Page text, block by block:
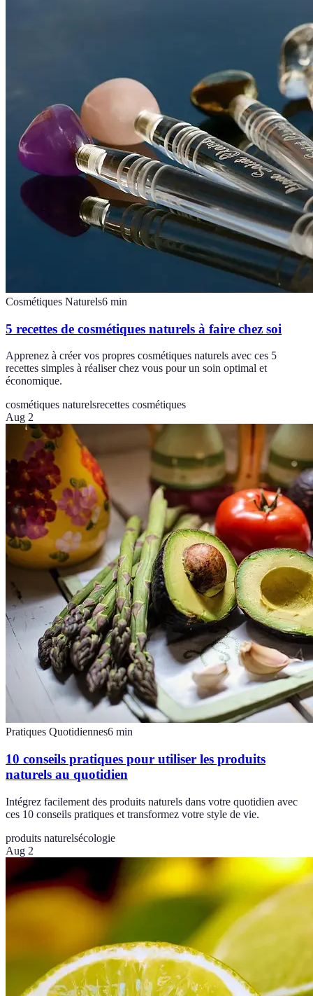
Cosmétiques Naturels6 min
5 recettes de cosmétiques naturels à faire chez soi
Apprenez à créer vos propres cosmétiques naturels avec ces 5
recettes simples à réaliser chez vous pour un soin optimal et
économique.
cosmétiques naturelsrecettes cosmétiques
Aug 2
Pratiques Quotidiennes6 min
10 conseils pratiques pour utiliser les produits
naturels au quotidien
Intégrez facilement des produits naturels dans votre quotidien avec
ces 10 conseils pratiques et transformez votre style de vie.
produits naturelsécologie
Aug 2